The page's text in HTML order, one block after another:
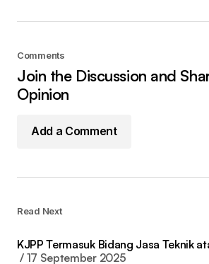
Comments
Join the Discussion and
Opinion
Add a Comment
Read Next
KJPP Termasuk Bidang Jasa Teknik
17 September 2025